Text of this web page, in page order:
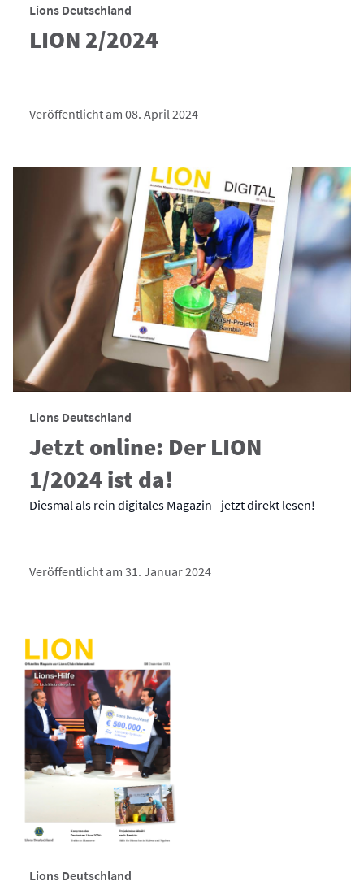
Lions Deutschland
LION 2/2024
Veröffentlicht am 08. April 2024
Lions Deutschland
Jetzt online: Der LION
1/2024 ist da!
Diesmal als rein digitales Magazin - jetzt direkt lesen!
Veröffentlicht am 31. Januar 2024
Lions Deutschland